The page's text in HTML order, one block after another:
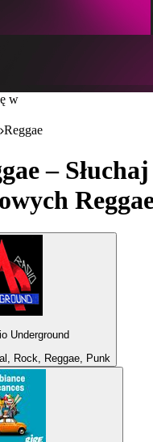
w
Reggae
–
Underground
Rock, Reggae, Punk